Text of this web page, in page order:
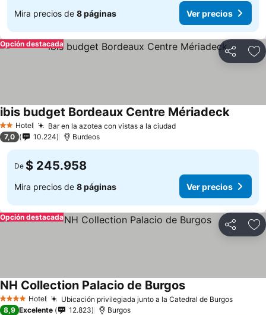
Mira precios de 8 páginas Ver precios
Compartir
Opción destacada
2 Estrellas
Hotel Bar en la azotea con vistas a la ciudadVer precios
ibis budget Bordeaux Centre MériadeckVer
7,0 10.224 Burdeos
De $ 245.958
Mira precios de 8 páginas Ver precios
Compartir
Opción destacada
4 EstrellasHotel Ubicación privilegiada junto a la Catedral de BurgosVer
NH Collection Palacio de BurgosVer precios
8,9 Excelente 12.823 Burgos